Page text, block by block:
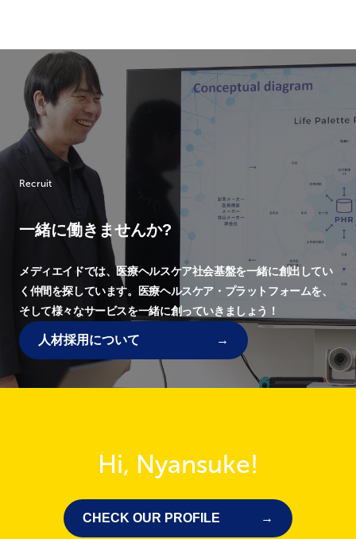
Recruit
一緒に働きませんか?
メディエイドでは、医療ヘルスケア社会基盤を一緒に創出してい
く仲間を探しています。
医療ヘルスケア・プラットフォームを、
そして様々なサービスを一緒に創っていきましょう！
人材採用について
Hi, Nyansuke!
CHECK OUR PROFILE